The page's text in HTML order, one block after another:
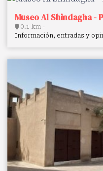
Museo Al Shindagha -
0.1 km -
Información, entradas y